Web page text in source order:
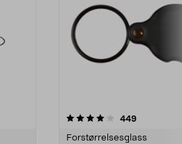
449anmeldelser
Forstørrelsesglass
4.5 av 5 stjerner